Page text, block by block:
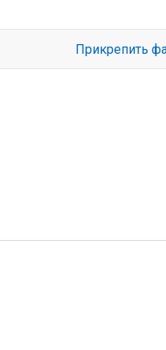
Прикрепить